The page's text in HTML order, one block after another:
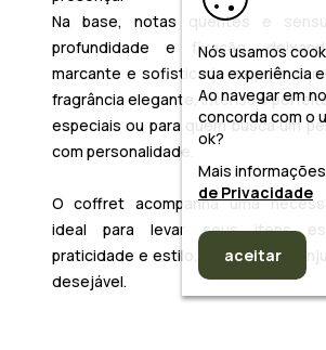
Na base, notas quentes e
profundidade e fixação,
marcante e sofisticado na pele. O
fragrância elegante, intensa e
especiais ou para quem busca um
com personalidade.
O coffret acompanha uma
ideal para levar seus itens
praticidade e estilo, tornando o
desejável.
Nós usamos
sua experiência
Ao navegar em
concorda com o
ok?
Mais
de Privacidade
aceitar